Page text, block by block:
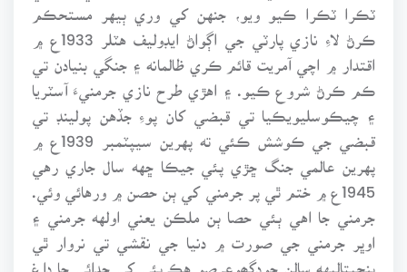
ٽڪرا ٽڪرا ڪيو ويو، جنهن کي وري ٻيهر مستحڪم
اقتدار ۾ اچي آمريت قائم ڪري ظالمانه ۽ جنگي بنيادن تي
ڪم ڪرڻ شروع ڪيو. ۽ اهڙي طرح نازي جرمنيءَ آسٽريا
۽ چيڪوسليويڪيا تي قبضي کان پوءِ جڏهن پولينڊ تي
پهرين عالمي جنگ ڇڙي پئي جيڪا ڇهه سال جاري رهي
1945ع ۾ ختم ٿي پر جرمني کي ٻن حصن ۾ ورهائي وئي.
جرمني جا اهي ٻئي حصا ٻن ملڪن يعني اولهه جرمني ۽
اوڀر جرمني جي صورت ۾ دنيا جي نقشي تي نروار ٿي
پنجيتاليهه سالن جوڊگھوعرصو هڪ ٻئي کي جدائي جا داغ